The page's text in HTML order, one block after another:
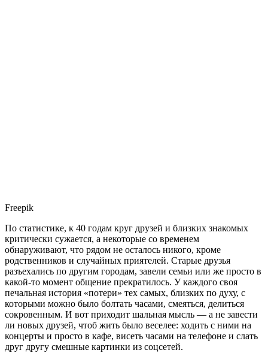
Freepik
По статистике, к 40 годам круг друзей и близких знакомых
критически сужается, а некоторые со временем
обнаруживают, что рядом не осталось никого, кроме
родственников и случайных приятелей. Старые друзья
разъехались по другим городам, завели семьи или же просто в
какой-то момент общение прекратилось. У каждого своя
печальная история «потери» тех самых, близких по духу, с
которыми можно было болтать часами, смеяться, делиться
сокровенным. И вот приходит шальная мысль — а не завести
ли новых друзей, чтоб жить было веселее: ходить с ними на
концерты и просто в кафе, висеть часами на телефоне и слать
друг другу смешные картинки из соцсетей.